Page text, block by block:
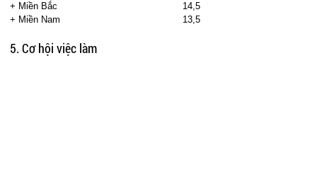
+ Miền Bắc
14,5
+ Miền Nam
13,5
5. Cơ hội việc làm